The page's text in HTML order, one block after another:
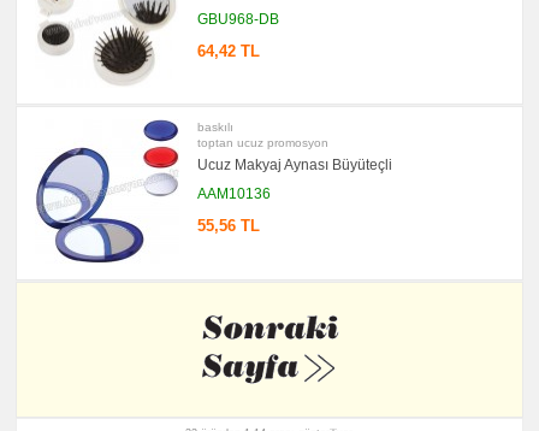
GBU968-DB
64,42 TL
baskılı
toptan ucuz promosyon
Ucuz Makyaj Aynası Büyüteçli
AAM10136
55,56 TL